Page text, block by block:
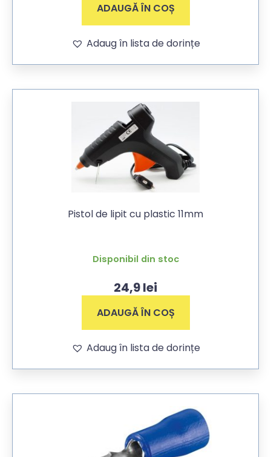
ADAUGĂ ÎN COȘ
Adaug în lista de dorințe
Pistol de lipit cu plastic 11mm
Disponibil din stoc
24,9lei
ADAUGĂ ÎN COȘ
Adaug în lista de dorințe